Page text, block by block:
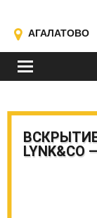
АГАЛАТОВО
МЕНЮ